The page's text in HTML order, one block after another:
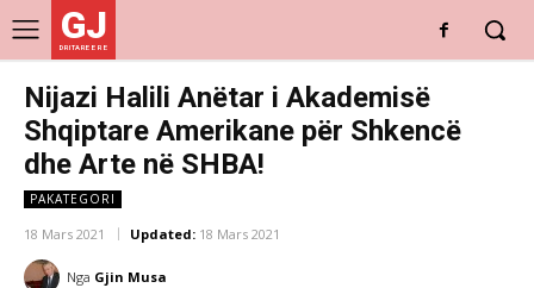
GJ
DRITARE E RE
Nijazi Halili Anëtar i Akademisë
Shqiptare Amerikane për Shkencë
dhe Arte në SHBA!
PAKATEGORI
18 Mars 2021 Updated: 18 Mars 2021
Nga Gjin Musa